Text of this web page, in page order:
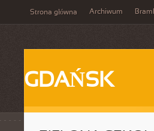
Strona główna Archiwum
GDAŃSK